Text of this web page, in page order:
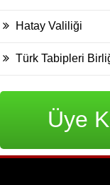
Hatay Valiliği
Türk Tabipleri
Üye